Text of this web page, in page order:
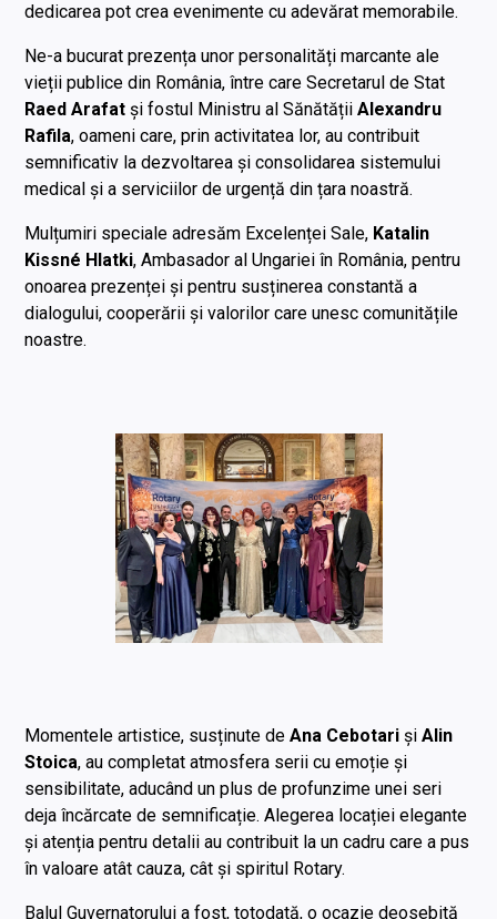
dedicarea pot crea evenimente cu adevărat memorabile.
Ne-a bucurat prezența unor personalități marcante ale
vieții publice din România, între care Secretarul de Stat
Raed Arafat și fostul Ministru al SănătățiiAlexandru
Rafila, oameni care, prin activitatea lor, au contribuit
semnificativ la dezvoltarea și consolidarea sistemului
medical și a serviciilor de urgență din țara noastră.
Mulțumiri speciale adresăm Excelenței Sale, Katalin
Kissné Hlatki, Ambasador al Ungariei în România, pentru
onoarea prezenței și pentru susținerea constantă a
dialogului, cooperării și valorilor care unesc comunitățile
noastre.
Momentele artistice, susținute deAna Cebotari șiAlin
Stoica, au completat atmosfera serii cu emoție și
sensibilitate, aducând un plus de profunzime unei seri
deja încărcate de semnificație. Alegerea locației elegante
și atenția pentru detalii au contribuit la un cadru care a pus
în valoare atât cauza, cât și spiritul Rotary.
Balul Guvernatorului a fost, totodată, o ocazie deosebită